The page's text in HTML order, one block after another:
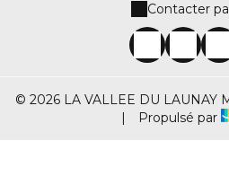
Contacter
© 2026 LA VALLEE DU LAUNAY
|
Propulsé par